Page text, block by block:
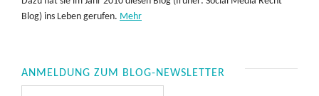
Blog) ins Leben gerufen. Mehr
ANMELDUNG ZUM BLOG-NEWSLETTER